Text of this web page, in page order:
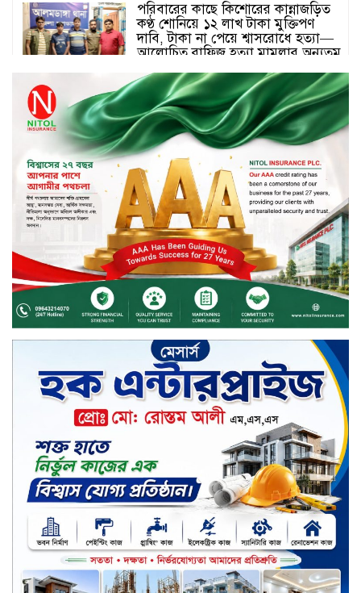
পরিবারের কাছে কিশোরের কান্নাজড়িত
কণ্ঠ শোনিয়ে ১২ লাখ টাকা মুক্তিপণ
দাবি, টাকা না পেয়ে শ্বাসরোধে হত্যা—
আলোচিত রাফিজ হত্যা মামলার অন্যতম
নড়াইলে বিএনপির ৬ নেতার
বহিষ্কারাদেশ প্রত্যাহার
দেশজুড়ে কেনাকাটায় সেরা অফার, ব্র্যান্ড
রাশ আওয়ার এবং এক্সক্লুসিভ পেমেন্ট
ডিসকাউন্ট নিয়ে এলো দারাজ ৮.৮ গ্রেট
৮ সেল
টাঙ্গাইল জেলা পরিষদের ২৩লাখ টাকার
অনুদান বিতরণ
ডিজিটাল স্ক্রিন ছেড়ে ফসলের মাঠে
শিক্ষার্থীরা; টাঙ্গাইলের মহিষমারা কলেজে
খুন্তি-কোদালে তরুণদের নতুন বিপ্লব!
শান্তা পিনাকলে প্রিমিয়ার ব্যাংকের বোর্ড
সভা অনুষ্ঠিত
কাফরুলে মুক্তিযোদ্ধা কল্যাণ সমিতিতে
ইশতিয়াক আজিজ উলফাতের কোটি
টাকার দুর্নীতি, ফ্ল্যাট দখলের অপচেষ্টা ও
সন্ত্রাসী হামলা
ব্যাংকিং খাত স্থিতিশীল করতে ১৮ মাসের
পরিকল্পনা কেন্দ্রীয় ব্যাংকের